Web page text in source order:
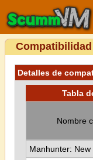
Detalles de
Tabla
Nombre
Manhunter: New